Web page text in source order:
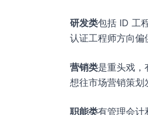
研发类包括 ID 工
认证工程师方向偏
营销类是重头戏，
想往市场营销策划
职能类有管理会计